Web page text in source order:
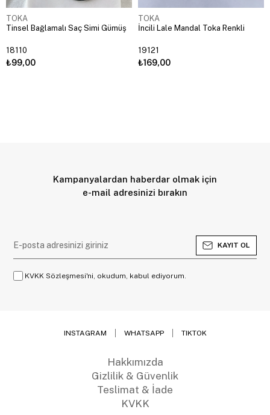
TOKA
Tinsel Bağlamalı Saç Simi Gümüş
18110
₺99,00
TOKA
İncili Lale Mandal Toka Renkli
19121
₺169,00
Kampanyalardan haberdar olmak için
e-mail adresinizi bırakın
KAYIT OL
KVKK Sözleşmesi'ni, okudum, kabul ediyorum.
INSTAGRAM WHATSAPP TIKTOK
Hakkımızda
Gizlilik & Güvenlik
Teslimat & İade
KVKK